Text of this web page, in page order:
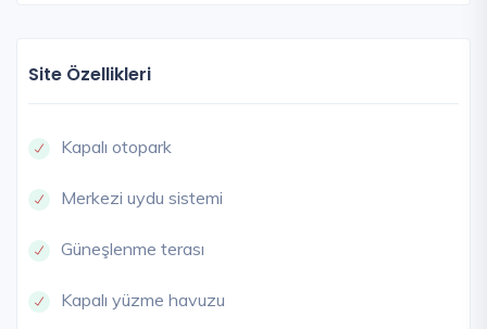
Site Özellikleri
Kapalı otopark
Merkezi uydu sistemi
Güneşlenme terası
Kapalı yüzme havuzu